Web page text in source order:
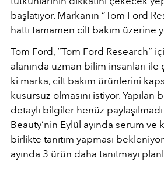
başlatıyor. Markanın “Tom Ford
hattı tamamen cilt bakım üzerine
Tom Ford, “Tom Ford Research”
alanında uzman bilim insanları ile
ki marka, cilt bakım ürünlerini
kusursuz olmasını istiyor. Yapılan
detaylı bilgiler henüz
Beauty’nin Eylül ayında serum
birlikte tanıtım yapması
ayında 3 ürün daha tanıtmayı